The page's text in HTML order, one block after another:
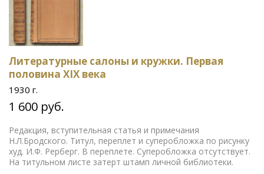
Литературные салоны и кружки. Первая
половина XIX века
1930 г.
1 600 руб.
Редакция, вступительная статья и примечания
Н.Л.Бродского. Титул, переплет и суперобложка по рисунку
худ. И.Ф. Рерберг. В переплете. Суперобложка отсутствует.
На титульном листе затерт штамп личной библиотеки.